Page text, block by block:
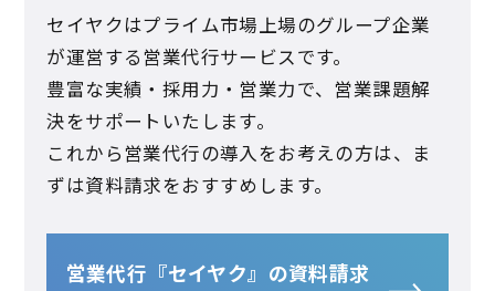
セイヤクはプライム市場上場のグループ企業
が運営する営業代行サービスです。
豊富な実績・採用力・営業力で、営業課題解
決をサポートいたします。
これから営業代行の導入をお考えの方は、ま
ずは資料請求をおすすめします。
営業代行『セイヤク』の資料請求